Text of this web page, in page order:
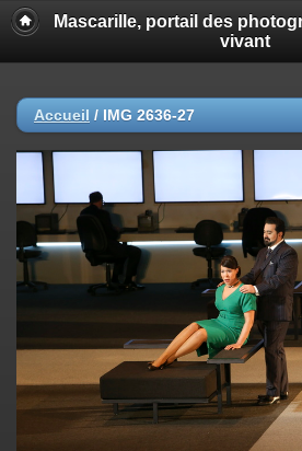
Mascarille, portail des
vivant
Accueil / IMG 2636-27